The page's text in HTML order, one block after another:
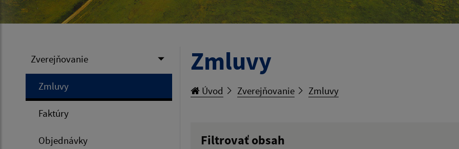
Zverejňovanie
Zmluvy
Faktúry
Objednávky
Zmluvy
Úvod Zverejňovanie Zmluvy
Filtrovať obsah